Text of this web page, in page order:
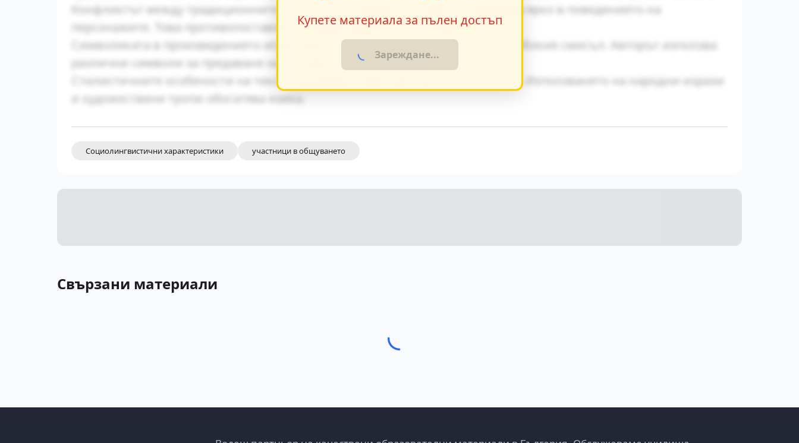
Конфликтът между традиционните ценности и модерните идеи се проявява ярко в поведението на
персонажите. Това противопоставяне създава драматично напрежение.
Символиката в произведението играе важна роля за разбирането на по-дълбокия смисъл. Авторът използва
различни символи за предаване на основните теми.
Стилистичните особености на текста разкриват майстерството на писателя. Използването на народни изрази
и художествени тропи обогатява езика.
Купете материала за пълен достъп
Зареждане...
Социолингвистични характеристики участници в общуването
Свързани материали